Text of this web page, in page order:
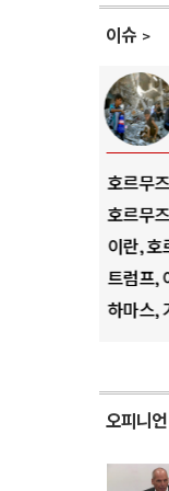
이슈
호르무
호르무
이란, 호
트럼프,
하마스,
오피니언